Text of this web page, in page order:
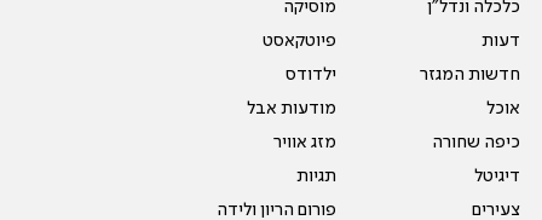
כלכלה ונדל"ן
דעות
חדשות המגזר
אוכל
כיפה שחורה
דיגיטל
צעירים
מוסיקה
פיוטקאסט
ילדודס
מודעות אבל
מזג אוויר
תגיות
פורום הריון ולידה